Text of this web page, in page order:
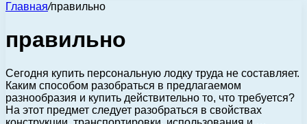
Главная/правильно
правильно
Сегодня купить персональную лодку труда не составляет.
Каким способом разобраться в предлагаемом
разнообразия и купить действительно то, что требуется?
На этот предмет следует разобраться в свойствах